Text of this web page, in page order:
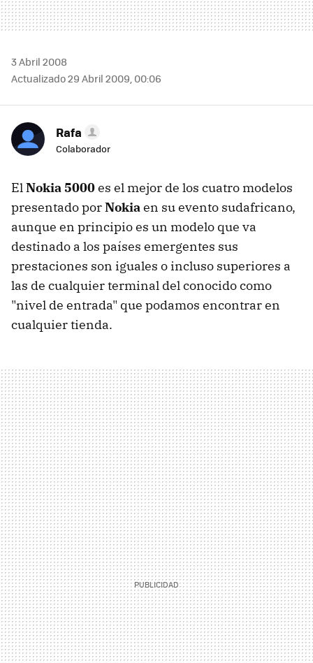
3 Abril 2008
Actualizado 29 Abril 2009, 00:06
Rafa
Colaborador
ElNokia 5000es el mejor de los cuatro modelos
presentado porNokiaen su evento sudafricano,
aunque en principio es un modelo que va
destinado a los países emergentes sus
prestaciones son iguales o incluso superiores a
las de cualquier terminal del conocido como
"nivel de entrada" que podamos encontrar en
cualquier tienda.